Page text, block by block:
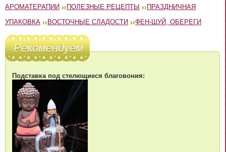
АРОМАТЕРАПИИ
ПОЛЕЗНЫЕ РЕЦЕПТЫ
ПРАЗДНИЧНАЯ
УПАКОВКА
ВОСТОЧНЫЕ СЛАДОСТИ ФЕН-ШУЙ, ОБЕРЕГИ
Рекомендуем
Подставка под стелющиеся благовония: